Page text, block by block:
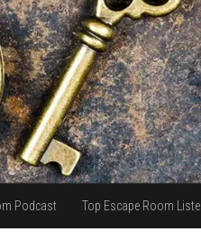
Podcast Top Escape Room Liste